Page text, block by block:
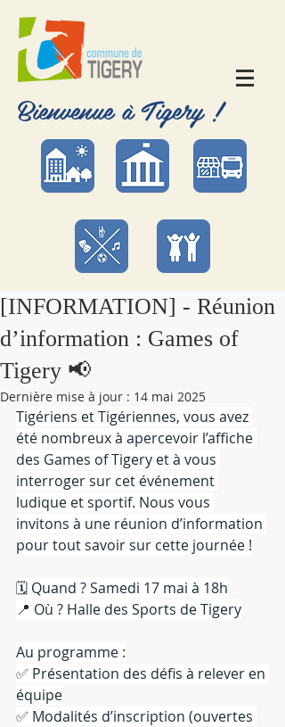
Bienvenue à Tigery !
[INFORMATION] - Réunion
d’information : Games of
Tigery 📢
Dernière mise à jour : 14 mai 2025
Tigériens et Tigériennes, vous avez
été nombreux à apercevoir l’affiche
des Games of Tigery et à vous
interroger sur cet événement
ludique et sportif. Nous vous
invitons à une réunion d’information
pour tout savoir sur cette journée !
🗓 Quand ? Samedi 17 mai à 18h
📍 Où ? Halle des Sports de Tigery
Au programme :
✅ Présentation des défis à relever en
équipe
✅ Modalités d’inscription (ouvertes